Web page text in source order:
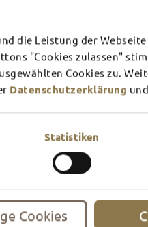
die Leistung der
"Cookies zulassen"
Cookies zu.
Datenschutzerklärung
Statistiken
Cookies
Mehr
In Fulda ist irgendwo immer
Theater – entdecke hier